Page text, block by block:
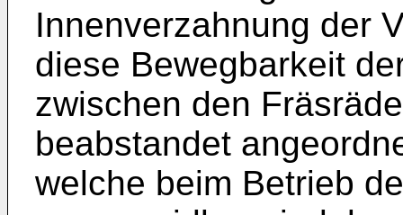
Innenverzahnung der
diese Bewegbarkeit
zwischen den
beabstandet
welche beim Betrieb